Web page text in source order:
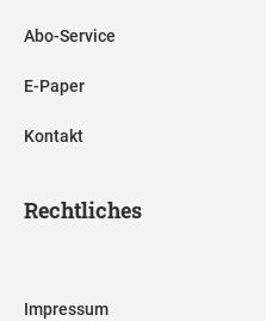
Abo-Service
E-Paper
Kontakt
Rechtliches
Impressum